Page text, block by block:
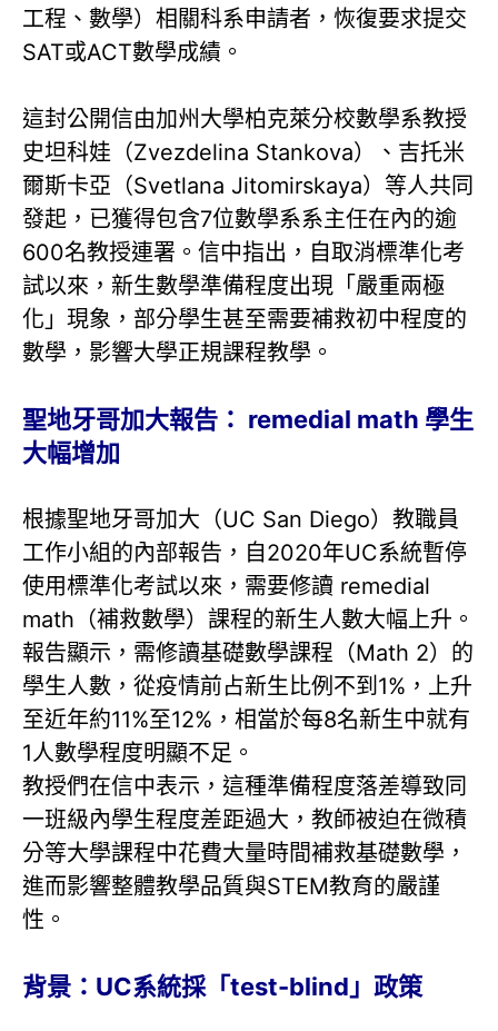
工程、數學）相關科系申請者，恢復要求提交
SAT或ACT數學成績。
這封公開信由加州大學柏克萊分校數學系教授
史坦科娃（Zvezdelina Stankova）、吉托米
爾斯卡亞（Svetlana Jitomirskaya）等人共同
發起，已獲得包含7位數學系系主任在內的逾
600名教授連署。信中指出，自取消標準化考
試以來，新生數學準備程度出現「嚴重兩極
化」現象，部分學生甚至需要補救初中程度的
數學，影響大學正規課程教學。
聖地牙哥加大報告： remedial math 學生
大幅增加
根據聖地牙哥加大（UC San Diego）教職員
工作小組的內部報告，自2020年UC系統暫停
使用標準化考試以來，需要修讀 remedial
math（補救數學）課程的新生人數大幅上升。
報告顯示，需修讀基礎數學課程（Math 2）的
學生人數，從疫情前占新生比例不到1%，上升
至近年約11%至12%，相當於每8名新生中就有
1人數學程度明顯不足。
教授們在信中表示，這種準備程度落差導致同
一班級內學生程度差距過大，教師被迫在微積
分等大學課程中花費大量時間補救基礎數學，
進而影響整體教學品質與STEM教育的嚴謹
性。
背景：UC系統採「test-blind」政策